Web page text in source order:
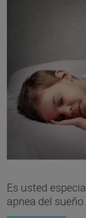
Es usted
apnea del